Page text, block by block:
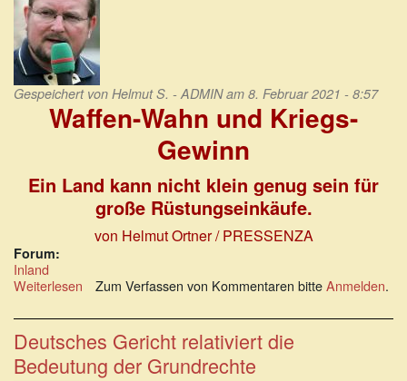
Gespeichert von Helmut S. - ADMINam 8. Februar 2021 - 8:57
Waffen-Wahn und Kriegs-
Gewinn
Ein Land kann nicht klein genug sein für
große Rüstungseinkäufe.
von Helmut Ortner/ PRESSENZA
Forum:
Inland
Weiterlesen über
Wahn
und
Kriegs-
Gewinn
Zum Verfassen von Kommentaren bitteAnmelden.
Deutsches Gericht relativiert die
Bedeutung der Grundrechte